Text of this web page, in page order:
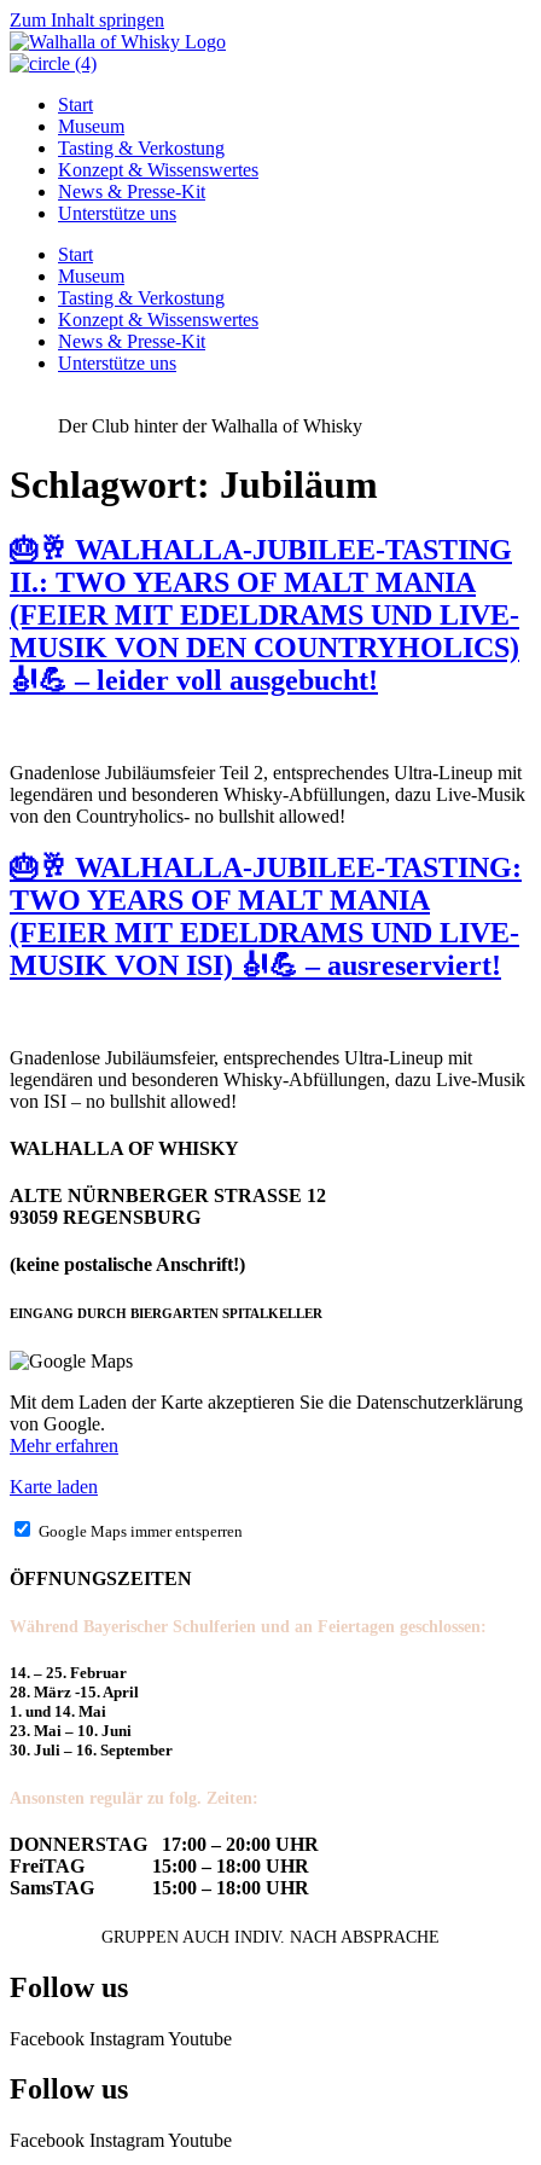
Zum Inhalt springen
Start
Museum
Tasting & Verkostung
Konzept & Wissenswertes
News & Presse-Kit
Unterstütze uns
Start
Museum
Tasting & Verkostung
Konzept & Wissenswertes
News & Presse-Kit
Unterstütze uns
Der Club hinter der Walhalla of Whisky
Schlagwort: Jubiläum
🎂🥂 WALHALLA-JUBILEE-TASTING
II.: TWO YEARS OF MALT MANIA
(FEIER MIT EDELDRAMS UND LIVE-
MUSIK VON DEN COUNTRYHOLICS)
🎻💪 – leider voll ausgebucht!
Gnadenlose Jubiläumsfeier Teil 2, entsprechendes Ultra-Lineup mit
legendären und besonderen Whisky-Abfüllungen, dazu Live-Musik
von den Countryholics- no bullshit allowed!
🎂🥂 WALHALLA-JUBILEE-TASTING:
TWO YEARS OF MALT MANIA
(FEIER MIT EDELDRAMS UND LIVE-
MUSIK VON ISI) 🎻💪 – ausreserviert!
Gnadenlose Jubiläumsfeier, entsprechendes Ultra-Lineup mit
legendären und besonderen Whisky-Abfüllungen, dazu Live-Musik
von ISI – no bullshit allowed!
WALHALLA OF WHISKY
ALTE NÜRNBERGER STRASSE 12
93059 REGENSBURG
(keine postalische Anschrift!)
EINGANG DURCH BIERGARTEN SPITALKELLER
Mit dem Laden der Karte akzeptieren Sie die Datenschutzerklärung
von Google.
Mehr erfahren
Karte laden
Google Maps immer entsperren
ÖFFNUNGSZEITEN
Während Bayerischer Schulferien und an Feiertagen geschlossen:
14. – 25. Februar
28. März -15. April
1. und 14. Mai
23. Mai – 10. Juni
30. Juli – 16. September
Ansonsten regulär zu folg. Zeiten:
DONNERSTAG 17:00 – 20:00 UHR
FreiTAG 15:00 – 18:00 UHR
SamsTAG 15:00 – 18:00 UHR
GRUPPEN AUCH INDIV. NACH ABSPRACHE
Follow us
Facebook InstagramYoutube
Follow us
Facebook InstagramYoutube